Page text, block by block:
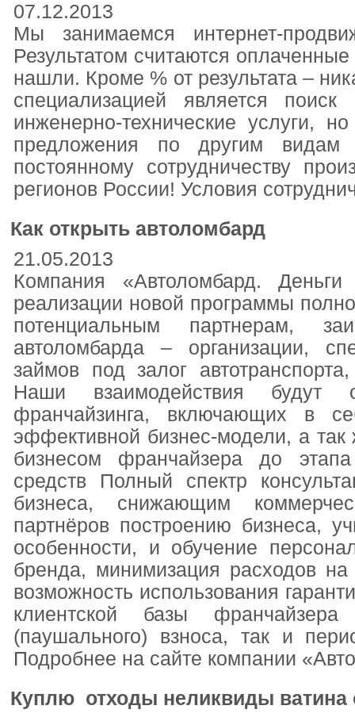
07.12.2013
Мы занимаемся интернет-
Результатом считаются
нашли. Кроме % от результата –
специализацией является
инженерно-технические услуги,
предложения по другим видам
постоянному сотрудничеству
регионов России! Условия
Как открыть автоломбард
21.05.2013
Компания «Автоломбард.
реализации новой программы
потенциальным партнерам,
автоломбарда – организации,
займов под залог
Наши взаимодействия будут
франчайзинга, включающих в
эффективной бизнес-модели, а так
бизнесом франчайзера до этапа
средств Полный спектр
бизнеса, снижающим
партнёров построению бизнеса,
особенности, и обучение
бренда, минимизация расходов
возможность использования
клиентской базы
(паушального) взноса, так и
Подробнее на сайте компании
Куплю отходы неликвиды